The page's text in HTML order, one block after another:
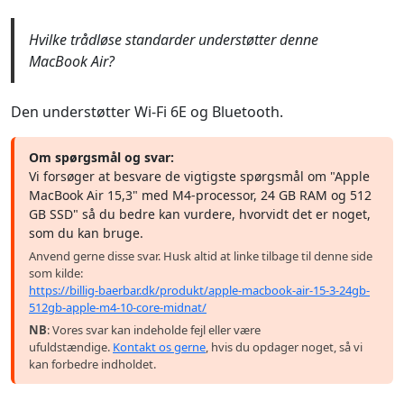
Hvilke trådløse standarder understøtter denne
MacBook Air?
Den understøtter Wi-Fi 6E og Bluetooth.
Om spørgsmål og svar:
Vi forsøger at besvare de vigtigste spørgsmål om "Apple
MacBook Air 15,3" med M4-processor, 24 GB RAM og 512
GB SSD" så du bedre kan vurdere, hvorvidt det er noget,
som du kan bruge.
Anvend gerne disse svar. Husk altid at linke tilbage til denne side
som kilde:
https://billig-baerbar.dk/produkt/apple-macbook-air-15-3-24gb-
512gb-apple-m4-10-core-midnat/
NB: Vores svar kan indeholde fejl eller være
ufuldstændige. Kontakt os gerne, hvis du opdager noget, så vi
kan forbedre indholdet.